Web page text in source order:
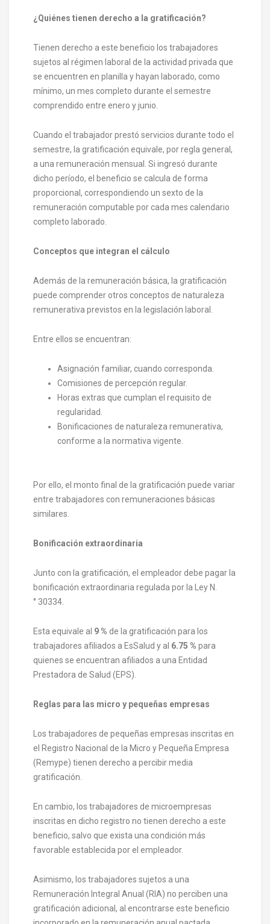
¿Quiénes tienen derecho a la gratificación?
Tienen derecho a este beneficio los trabajadores
sujetos al régimen laboral de la actividad privada que
se encuentren en planilla y hayan laborado, como
mínimo, un mes completo durante el semestre
comprendido entre enero y junio.
Cuando el trabajador prestó servicios durante todo el
semestre, la gratificación equivale, por regla general,
a una remuneración mensual. Si ingresó durante
dicho período, el beneficio se calcula de forma
proporcional, correspondiendo un sexto de la
remuneración computable por cada mes calendario
completo laborado.
Conceptos que integran el cálculo
Además de la remuneración básica, la gratificación
puede comprender otros conceptos de naturaleza
remunerativa previstos en la legislación laboral.
Entre ellos se encuentran:
Asignación familiar, cuando corresponda.
Comisiones de percepción regular.
Horas extras que cumplan el requisito de
regularidad.
Bonificaciones de naturaleza remunerativa,
conforme a la normativa vigente.
Por ello, el monto final de la gratificación puede variar
entre trabajadores con remuneraciones básicas
similares.
Bonificación extraordinaria
Junto con la gratificación, el empleador debe pagar la
bonificación extraordinaria regulada por la Ley N.
° 30334.
Esta equivale al 9 % de la gratificación para los
trabajadores afiliados a EsSalud y al 6.75 % para
quienes se encuentran afiliados a una Entidad
Prestadora de Salud (EPS).
Reglas para las micro y pequeñas empresas
Los trabajadores de pequeñas empresas inscritas en
el Registro Nacional de la Micro y Pequeña Empresa
(Remype) tienen derecho a percibir media
gratificación.
En cambio, los trabajadores de microempresas
inscritas en dicho registro no tienen derecho a este
beneficio, salvo que exista una condición más
favorable establecida por el empleador.
Asimismo, los trabajadores sujetos a una
Remuneración Integral Anual (RIA) no perciben una
gratificación adicional, al encontrarse este beneficio